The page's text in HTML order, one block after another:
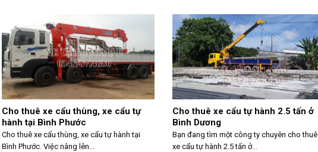
Cho thuê xe cẩu thùng, xe cẩu tự
hành tại Bình Phước
Cho thuê xe cẩu thùng, xe cẩu tự hành tại
Bình Phước. Việc nâng lên...
Cho thuê xe cẩu tự hành 2.5 tấn ở
Bình Dương
Bạn đang tìm một công ty chuyên cho thuê
xe cẩu tự hành 2.5 tấn ở...